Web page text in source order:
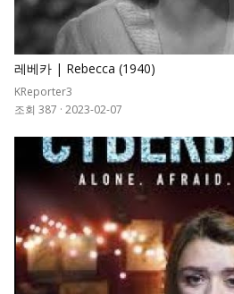
레베카 | Rebecca (1940)
KReporter3
조회 387 · 2023-02-07